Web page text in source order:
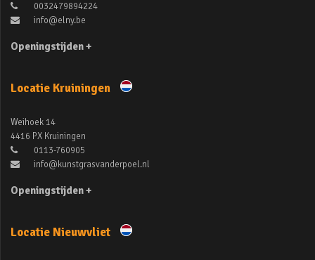
0032479894224
info@elny.be
Openingstijden +
Locatie Kruiningen
Weihoek 14
4416 PX Kruiningen
0113-760905
info@kunstgrasvanderpoel.nl
Openingstijden +
Locatie Nieuwvliet